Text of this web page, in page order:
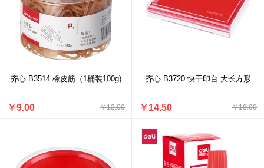
齐心 B3514 橡皮筋（1桶装100g)
￥12.00
￥9.00
齐心 B3720 快干印台 大长方形
￥18.00
￥14.50